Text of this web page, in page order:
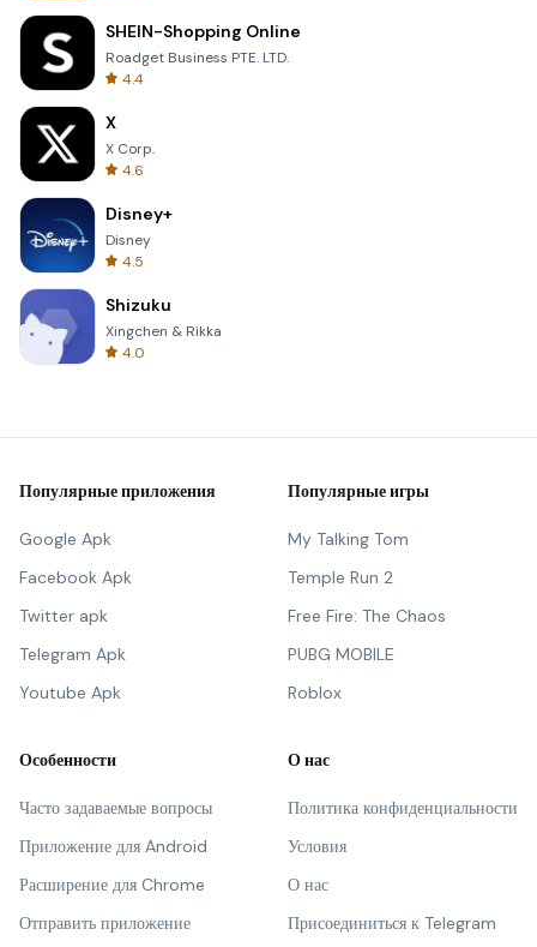
SHEIN-Shopping Online
Roadget Business PTE. LTD.
4.4
X
X Corp.
4.6
Disney+
Disney
4.5
Shizuku
Xingchen & Rikka
4.0
Популярные приложения
Google Apk
Facebook Apk
Twitter apk
Telegram Apk
Youtube Apk
Популярные игры
My Talking Tom
Temple Run 2
Free Fire: The Chaos
PUBG MOBILE
Roblox
Особенности
Часто задаваемые вопросы
Приложение для Android
Расширение для Chrome
Отправить приложение
О нас
Политика конфиденциальности
Условия
О нас
Присоединиться к Telegram